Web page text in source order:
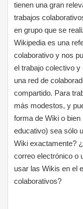
tienen una gran
trabajos
en grupo que se
Wikipedia es una
colaborativo y nos
el trabajo colectivo
una red de
compartido. Para
más modestos, y
forma de Wiki o
educativo) sea sólo
Wiki exactamente?
correo electrónico o
usar las Wikis en el
colaborativos?